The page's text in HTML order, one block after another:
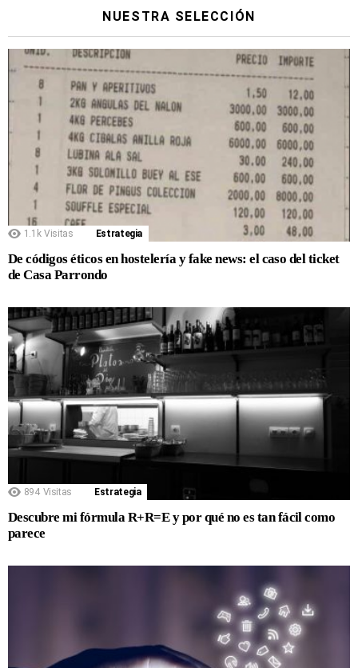
NUESTRA SELECCIÓN
1.1k Visitas Estrategia
De códigos éticos en hostelería y fake news: el caso del ticket
de Casa Parrondo
894 Visitas Estrategia
Descubre mi fórmula R+R=E y por qué no es tan fácil como
parece